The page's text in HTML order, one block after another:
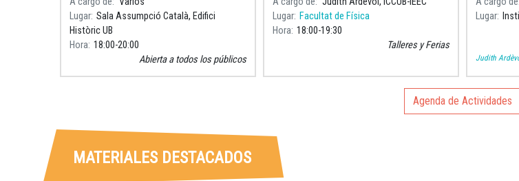
amaba las estrellas, así como del dibujo
que Pila
Lugar Sala Assumpció Català, Edifici
Històric UB
Hora 18:00 20:00
Abierta a todos los públicos
especial dirigida a los estudiantes de
movi
Lugar Facultat de Física
Hora 18:00 19:30
Talleres y Ferias
universo
Lugar
Judith
Agenda de Actividades
MATERIALES DESTACADOS